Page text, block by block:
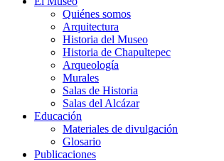
Quiénes somos
Arquitectura
Historia del Museo
Historia de Chapultepec
Arqueología
Murales
Salas de Historia
Salas del Alcázar
Educación
Materiales de divulgación
Glosario
Publicaciones